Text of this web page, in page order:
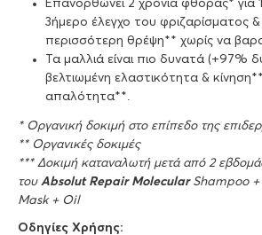
Επανορθώνει 2 χρόνια φθοράς* για
3ήμερο έλεγχο του φριζαρίσματος
περισσότερη θρέψη** χωρίς να
Τα μαλλιά είναι πιο δυνατά (+97%
βελτιωμένη ελαστικότητα &
απαλότητα**.
* Oργανική δοκιμή στο επίπεδο της
** Oργανικές δοκιμές
*** Δοκιμή καταναλωτή μετά από 2
του Absolut Repair MolecularShampoo +
Mask + Oil
Οδηγίες Χρήσης: